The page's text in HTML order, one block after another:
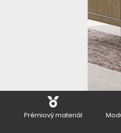
Prémiový materiál